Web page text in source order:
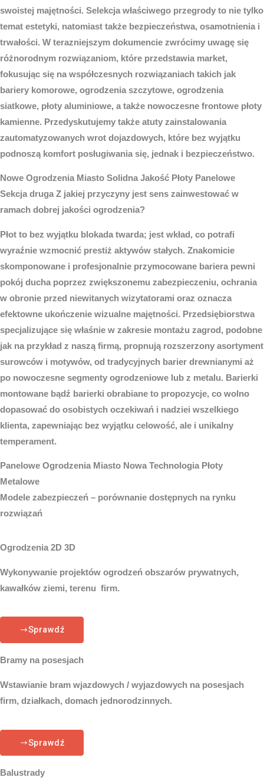
swoistej majętności. Selekcja właściwego przegrody to nie tylko
temat estetyki, natomiast także bezpieczeństwa, osamotnienia i
trwałości. W terazniejszym dokumencie zwrócimy uwagę się
różnorodnym rozwiązaniom, które przedstawia market,
fokusując się na współczesnych rozwiązaniach takich jak
bariery komorowe, ogrodzenia szczytowe, ogrodzenia
siatkowe, płoty aluminiowe, a także nowoczesne frontowe płoty
kamienne. Przedyskutujemy także atuty zainstalowania
zautomatyzowanych wrot dojazdowych, które bez wyjątku
podnoszą komfort posługiwania się, jednak i bezpieczeństwo.
Nowe Ogrodzenia Miasto Solidna Jakość Płoty Panelowe
Sekcja druga Z jakiej przyczyny jest sens zainwestować w
ramach dobrej jakości ogrodzenia?
Płot to bez wyjątku blokada twarda; jest wkład, co potrafi
wyraźnie wzmocnić prestiż aktywów stałych. Znakomicie
skomponowane i profesjonalnie przymocowane bariera pewni
pokój ducha poprzez zwiększonemu zabezpieczeniu, ochrania
w obronie przed niewitanych wizytatorami oraz oznacza
efektowne ukończenie wizualne majętności. Przedsiębiorstwa
specjalizujące się właśnie w zakresie montażu zagrod, podobne
jak na przykład z naszą firmą, propnują rozszerzony asortyment
surowców i motywów, od tradycyjnych barier drewnianymi aż
po nowoczesne segmenty ogrodzeniowe lub z metalu. Barierki
montowane bądź barierki obrabiane to propozycje, co wolno
dopasować do osobistych oczekiwań i nadziei wszelkiego
klienta, zapewniając bez wyjątku celowość, ale i unikalny
temperament.
Panelowe Ogrodzenia Miasto Nowa Technologia Płoty
Metalowe
Modele zabezpieczeń – porównanie dostępnych na rynku
rozwiązań
Ogrodzenia 2D 3D
Wykonywanie projektów ogrodzeń obszarów prywatnych,
kawałków ziemi, terenu firm.
Sprawdź
Bramy na posesjach
Wstawianie bram wjazdowych / wyjazdowych na posesjach
firm, działkach, domach jednorodzinnych.
Sprawdź
Balustrady